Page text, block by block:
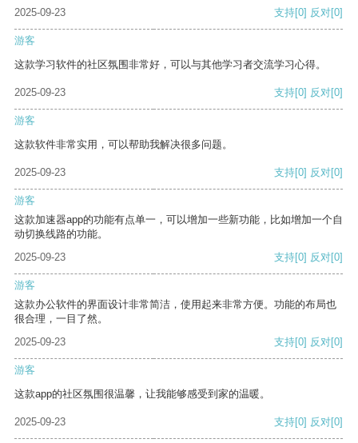
2025-09-23 支持[0] 反对[0]
游客
这款学习软件的社区氛围非常好，可以与其他学习者交流学习心得。
2025-09-23 支持[0] 反对[0]
游客
这款软件非常实用，可以帮助我解决很多问题。
2025-09-23 支持[0] 反对[0]
游客
这款加速器app的功能有点单一，可以增加一些新功能，比如增加一个自
动切换线路的功能。
2025-09-23
支持[0] 反对[0]
游客
这款办公软件的界面设计非常简洁，使用起来非常方便。功能的布局也
很合理，一目了然。
2025-09-23
支持[0] 反对[0]
游客
这款app的社区氛围很温馨，让我能够感受到家的温暖。
2025-09-23 支持[0] 反对[0]